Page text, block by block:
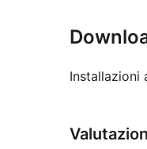
Installazioni